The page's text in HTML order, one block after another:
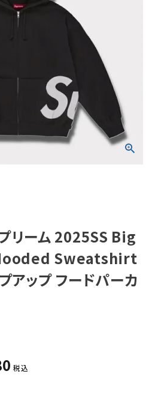
リーム 2025SS Big
Sweatshirt
アップ フードパーカ
税込